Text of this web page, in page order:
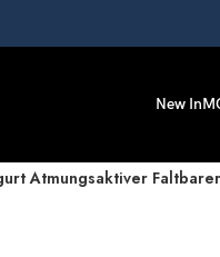
New In
Atmungsaktiver